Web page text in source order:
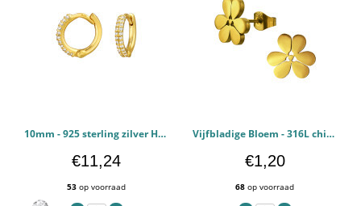
10mm - 925 sterling zilver Huggie Hoops PCJW50219
€11,24
53 op voorraad
Vijfbladige Bloem - 316L chirurgisch roestvrij staal Oorstekers PCJW50175
€1,20
68 op voorraad